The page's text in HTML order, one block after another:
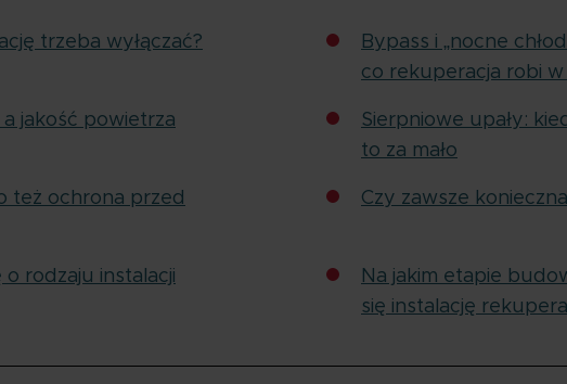
trzeba wyłączać?
Bypass i „nocne
co rekuperacja robi w
jakość powietrza
Sierpniowe upały:
to za mało
też ochrona przed
Czy zawsze
rodzaju instalacji
Na jakim etapie
się instalację